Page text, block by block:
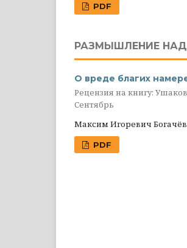
PDF
РАЗМЫШЛЕНИЕ
О вреде благих
Рецензия на книгу:
Сентябрь
Максим Игоревич Богачёв
PDF